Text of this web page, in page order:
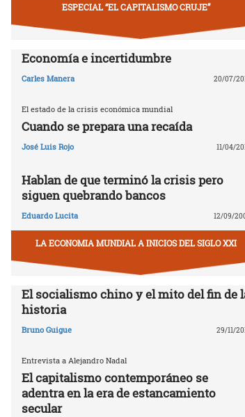
ESPECIAL “EL CAPITALISMO CRUJE”
Economía e incertidumbre
Carles Manera 20/07/
El estado de la crisis económica mundial
Cuando se prepara una recaída
José Luis Rojo 11/04/
Hablan de que terminó la crisis pero
siguen quebrando bancos
Eduardo Lucita 12/09/
LA ECONOMIA MUNDIAL A INICIOS DEL SIGLO XXI
El socialismo chino y el mito del fin de
historia
Bruno Guigue 29/11/
Entrevista a Alejandro Nadal
El capitalismo contemporáneo se
adentra en la era de estancamiento
secular